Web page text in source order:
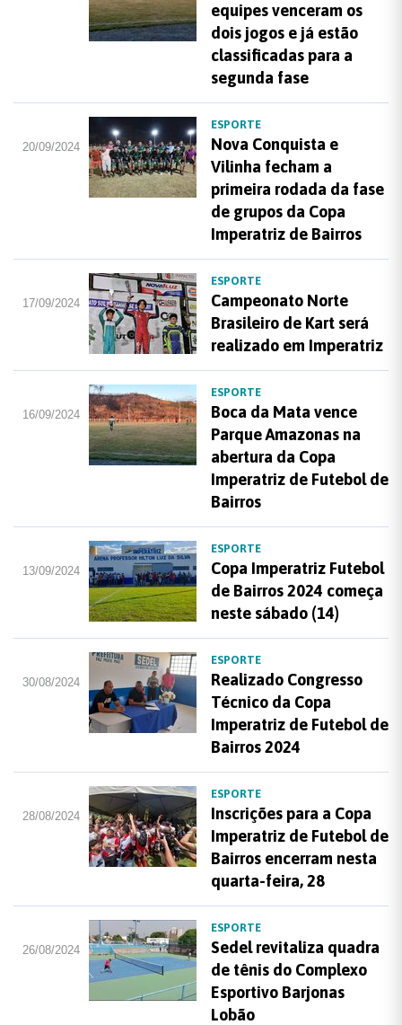
equipes venceram os
dois jogos e já estão
classificadas para a
segunda fase
20/09/2024
ESPORTE
Nova Conquista e
Vilinha fecham a
primeira rodada da fase
de grupos da Copa
Imperatriz de Bairros
17/09/2024
ESPORTE
Campeonato Norte
Brasileiro de Kart será
realizado em Imperatriz
16/09/2024
ESPORTE
Boca da Mata vence
Parque Amazonas na
abertura da Copa
Imperatriz de Futebol de
Bairros
13/09/2024
ESPORTE
Copa Imperatriz Futebol
de Bairros 2024 começa
neste sábado (14)
30/08/2024
ESPORTE
Realizado Congresso
Técnico da Copa
Imperatriz de Futebol de
Bairros 2024
28/08/2024
ESPORTE
Inscrições para a Copa
Imperatriz de Futebol de
Bairros encerram nesta
quarta-feira, 28
26/08/2024
ESPORTE
Sedel revitaliza quadra
de tênis do Complexo
Esportivo Barjonas
Lobão